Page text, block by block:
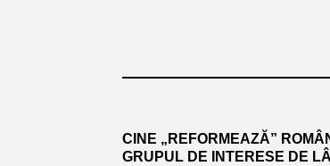
CINE „REFORMEAZĂ”
GRUPUL DE INTERESE DE